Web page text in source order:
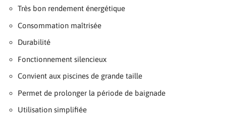
Très bon rendement énergétique
Consommation maîtrisée
Durabilité
Fonctionnement silencieux
Convient aux piscines de grande taille
Permet de prolonger la période de baignade
Utilisation simplifiée